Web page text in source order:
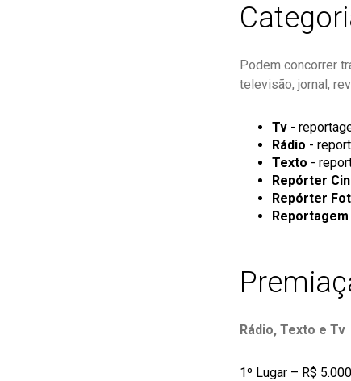
Podem concorrer
televisão, jornal,
Tv -
Rádio -
Texto -
Repórter
Repórter
Rádio, Texto e Tv
1º Lugar – R$